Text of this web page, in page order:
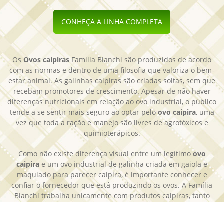
CONHEÇA A LINHA COMPLETA
Os Ovos caipirasFamilia Bianchi são produzidos de acordo
com as normas e dentro de uma filosofia que valoriza o bem-
estar animal. As galinhas caipiras são criadas soltas, sem que
recebam promotores de crescimento. Apesar de não haver
diferenças nutricionais em relação ao ovo industrial, o público
tende a se sentir mais seguro ao optar peloovo caipira, uma
vez que toda a ração e manejo são livres de agrotóxicos e
quimioterápicos.
Como não existe diferença visual entre um legítimoovo
caipira e um ovo industrial de galinha criada em gaiola e
maquiado para parecer caipira, é importante conhecer e
confiar o fornecedor que está produzindo os ovos. A Família
Bianchi trabalha unicamente com produtos caipiras, tanto